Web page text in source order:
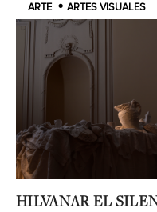
ARTE
ARTES VISUALES
HILVANAR EL